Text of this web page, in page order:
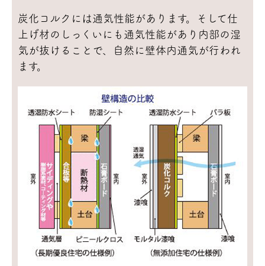
炭化コルクには通気性能があります。そして仕
上げ材のしっくいにも通気性能があり内部の湿
気が抜けることで、自然に壁体内通気が行われ
ます。